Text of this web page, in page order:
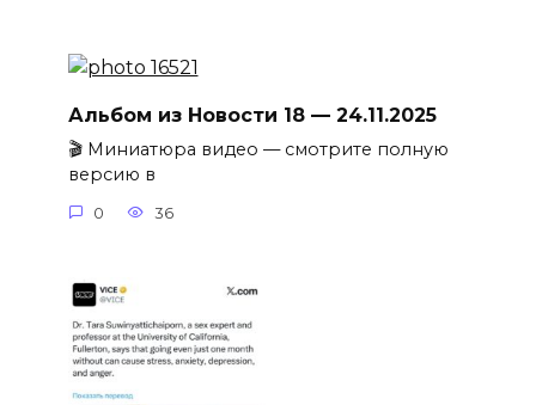
Альбом из Новости 18 — 24.11.2025
🎬 Миниатюра видео — смотрите полную
версию в
0 36